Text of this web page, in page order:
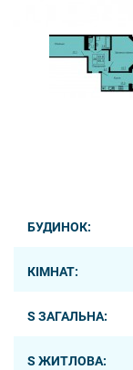
БУДИНОК:
КІМНАТ:
S ЗАГАЛЬНА:
S ЖИТЛОВА: